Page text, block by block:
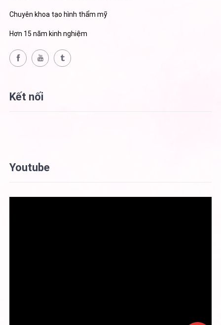
Chuyên khoa tạo hình thẩm mỹ
Hơn 15 năm kinh nghiệm
Kết nối
Youtube